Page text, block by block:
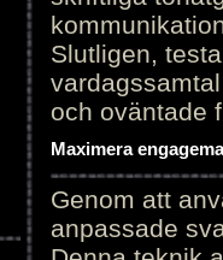
Slutligen,
och oväntade
Maximera
Genom att
anpassade